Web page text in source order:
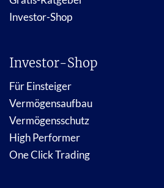
Investor-Shop
Investor-Shop
Für Einsteiger
Vermögensaufbau
Vermögensschutz
High Performer
One Click Trading